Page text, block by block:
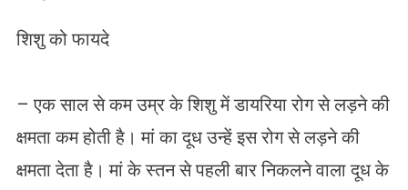
शिशु को फायदे
– एक साल से कम उम्र के शिशु में डायरिया रोग से लड़ने की
क्षमता कम होती है। मां का दूध उन्हें इस रोग से लड़ने की
क्षमता देता है। मां के स्तन से पहली बार निकलने वाला दूध के